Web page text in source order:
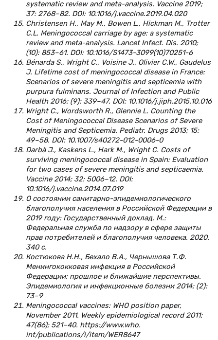
systematic review and meta-analysis. Vaccine 2019;
37: 2768–82. DOI: 10.1016/j.vaccine.2019.04.020
Christensen H., May M., Bowen L., Hickman M., Trotter
C.L. Meningococcal carriage by age: a systematic
review and meta-analysis. Lancet Infect. Dis. 2010;
(10): 853–61. DOI: 10.1016/S1473-3099(10)70251-6
Bénarda S., Wright C., Voisine J., Olivier C.W., Gaudelus
J. Lifetime cost of meningococcal disease in France:
Scenarios of severe meningitis and septicemia with
purpura fulminans. Journal of Infection and Public
Health 2016; (9): 339–47. DOI: 10.1016/j.jiph.2015.10.016
Wright C., Wordsworth R., Glennie L. Counting the
Cost of Meningococcal Disease Scenarios of Severe
Meningitis and Septicemia. Pediatr. Drugs 2013; 15:
49–58. DOI: 10.1007/s40272-012-0006-0
Darbà J., Kaskens L., Hark M., Wright C. Costs of
surviving meningococcal disease in Spain: Evaluation
for two cases of severe meningitis and septicaemia.
Vaccine 2014; 32: 5006–12. DOI:
10.1016/j.vaccine.2014.07.019
О состоянии санитарно-эпидемиологического
благополучия населения в Российской Федерации в
2019 году: Государственный доклад. М.:
Федеральная служба по надзору в сфере защиты
прав потребителей и благополучия человека. 2020.
340с.
Костюкова Н.Н., Бехало В.А., Чернышова Т.Ф.
Менингококковая инфекция в Российской
Федерации: прошлое и ближайшие перспективы.
Эпидемиология и инфекционные болезни 2014; (2):
73–9
Meningococcal vaccines: WHO position paper,
November 2011. Weekly epidemiological record 2011;
47(86); 521–40. https://www.who.
int/publications/i/item/WER8647